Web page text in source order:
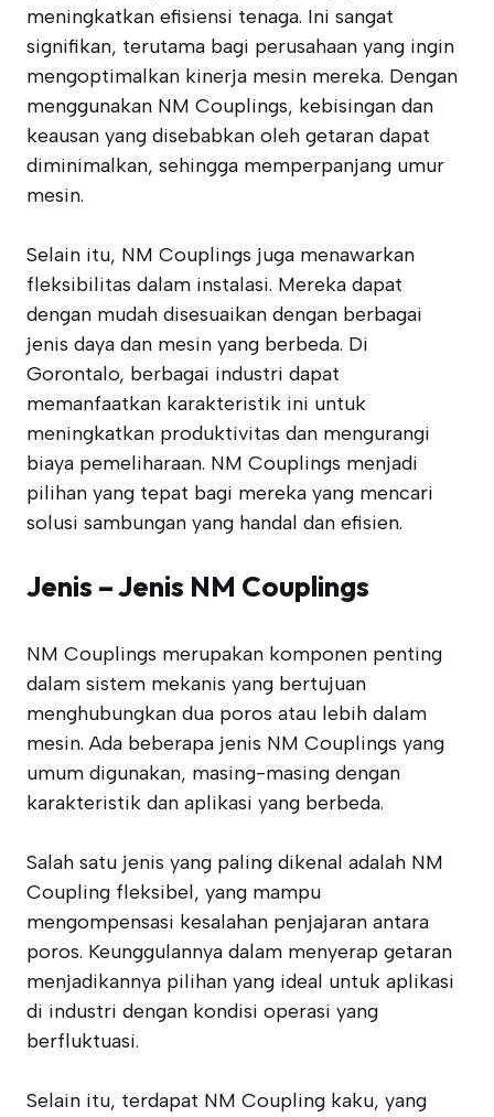
meningkatkan efisiensi tenaga. Ini sangat
signifikan, terutama bagi perusahaan yang ingin
mengoptimalkan kinerja mesin mereka. Dengan
menggunakan NM Couplings, kebisingan dan
keausan yang disebabkan oleh getaran dapat
diminimalkan, sehingga memperpanjang umur
mesin.
Selain itu, NM Couplings juga menawarkan
fleksibilitas dalam instalasi. Mereka dapat
dengan mudah disesuaikan dengan berbagai
jenis daya dan mesin yang berbeda. Di
Gorontalo, berbagai industri dapat
memanfaatkan karakteristik ini untuk
meningkatkan produktivitas dan mengurangi
biaya pemeliharaan. NM Couplings menjadi
pilihan yang tepat bagi mereka yang mencari
solusi sambungan yang handal dan efisien.
Jenis – Jenis NM Couplings
NM Couplings merupakan komponen penting
dalam sistem mekanis yang bertujuan
menghubungkan dua poros atau lebih dalam
mesin. Ada beberapa jenis NM Couplings yang
umum digunakan, masing-masing dengan
karakteristik dan aplikasi yang berbeda.
Salah satu jenis yang paling dikenal adalah NM
Coupling fleksibel, yang mampu
mengompensasi kesalahan penjajaran antara
poros. Keunggulannya dalam menyerap getaran
menjadikannya pilihan yang ideal untuk aplikasi
di industri dengan kondisi operasi yang
berfluktuasi.
Selain itu, terdapat NM Coupling kaku, yang